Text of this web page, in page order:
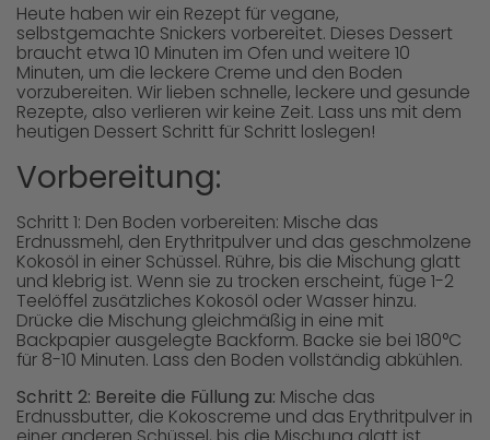
Heute haben wir ein Rezept für vegane,
selbstgemachte Snickers vorbereitet. Dieses Dessert
braucht etwa 10 Minuten im Ofen und weitere 10
Minuten, um die leckere Creme und den Boden
vorzubereiten. Wir lieben schnelle, leckere und gesunde
Rezepte, also verlieren wir keine Zeit. Lass uns mit dem
heutigen Dessert Schritt für Schritt loslegen!
Vorbereitung:
Schritt 1: Den Boden vorbereiten: Mische das
Erdnussmehl, den Erythritpulver und das geschmolzene
Kokosöl in einer Schüssel. Rühre, bis die Mischung glatt
und klebrig ist. Wenn sie zu trocken erscheint, füge 1-2
Teelöffel zusätzliches Kokosöl oder Wasser hinzu.
Drücke die Mischung gleichmäßig in eine mit
Backpapier ausgelegte Backform. Backe sie bei 180°C
für 8-10 Minuten. Lass den Boden vollständig abkühlen.
Schritt 2: Bereite die Füllung zu: Mische das
Erdnussbutter, die Kokoscreme und das Erythritpulver in